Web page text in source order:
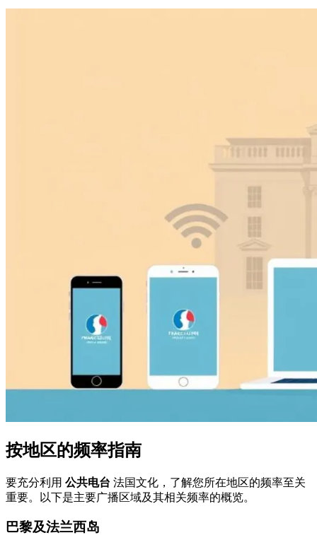
按地区的频率指南
要充分利用 公共电台 法国文化，了解您所在地区的频率至关
重要。以下是主要广播区域及其相关频率的概览。
巴黎及法兰西岛